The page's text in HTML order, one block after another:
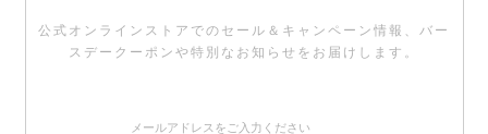
公式オンラインストアでのセール＆キャンペーン情報、 バー
スデークーポンや特別なお知らせをお届けします。